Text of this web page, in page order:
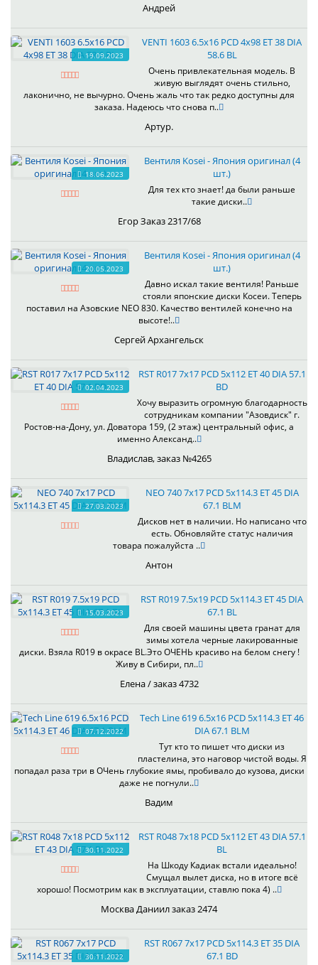
Андрей
19.09.2023
VENTI 1603 6.5x16 PCD 4x98 ET 38 DIA
58.6 BL
Очень привлекательная модель. В
живую выглядят очень стильно,
лаконично, не вычурно. Очень жаль что так редко доступны для
заказа. Надеюсь что снова п..
Артур.
18.06.2023
Вентиля Kosei - Япония оригинал (4
шт.)
Для тех кто знает! да были раньше
такие диски..
Егор Заказ 2317/68
20.05.2023
Вентиля Kosei - Япония оригинал (4
шт.)
Давно искал такие вентиля! Раньше
стояли японские диски Косеи. Теперь
поставил на Азовские NEO 830. Качество вентилей конечно на
высоте!..
Сергей Архангельск
02.04.2023
RST R017 7x17 PCD 5x112 ET 40 DIA 57.1
BD
Хочу выразить огромную благодарность
сотрудникам компании "Азовдиск" г.
Ростов-на-Дону, ул. Доватора 159, (2 этаж) центральный офис, а
именно Александ..
Владислав, заказ №4265
27.03.2023
NEO 740 7x17 PCD 5x114.3 ET 45 DIA
67.1 BLM
Дисков нет в наличии. Но написано что
есть. Обновляйте статус наличия
товара пожалуйста ..
Антон
15.03.2023
RST R019 7.5x19 PCD 5x114.3 ET 45 DIA
67.1 BL
Для своей машины цвета гранат для
зимы хотела черные лакированные
диски. Взяла R019 в окрасе BL.Это ОЧЕНЬ красиво на белом снегу !
Живу в Сибири, пл..
Елена / заказ 4732
07.12.2022
Tech Line 619 6.5x16 PCD 5x114.3 ET 46
DIA 67.1 BLM
Тут кто то пишет что диски из
пластелина, это наговор чистой воды. Я
попадал раза три в ОЧень глубокие ямы, пробивало до кузова, диски
даже не погнули..
Вадим
30.11.2022
RST R048 7x18 PCD 5x112 ET 43 DIA 57.1
BL
На Шкоду Кадиак встали идеально!
Смущал вылет диска, но в итоге всё
хорошо! Посмотрим как в эксплуатации, ставлю пока 4) ..
Москва Даниил заказ 2474
30.11.2022
RST R067 7x17 PCD 5x114.3 ET 35 DIA
67.1 BD